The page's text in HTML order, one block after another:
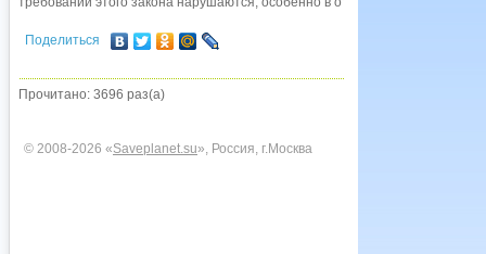
Поделиться
Прочитано: 3696 раз(а)
© 2008-2026 «Saveplanet.su», Россия, г.Москва